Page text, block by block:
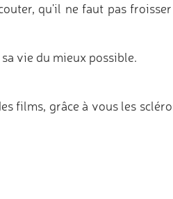
qu'il ne faut pas
vie du mieux possible.
films, grâce à vous les